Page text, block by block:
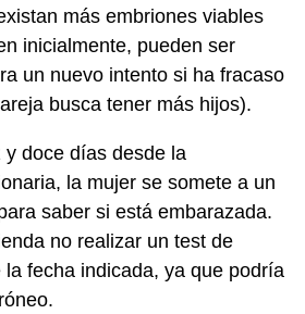
más embriones viables
inicialmente, pueden ser
un nuevo intento si ha fracaso
busca tener más hijos).
y doce días desde la
la mujer se somete a un
saber si está embarazada.
no realizar un test de
fecha indicada, ya que podría